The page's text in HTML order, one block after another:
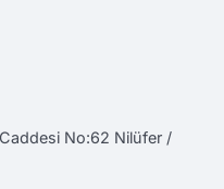
No:62 Nilüfer /